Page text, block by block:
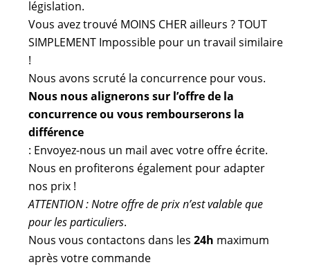
législation.
Vous avez trouvé MOINS CHER ailleurs ? TOUT
SIMPLEMENT Impossible pour un travail similaire
!
Nous avons scruté la concurrence pour vous.
Nous nous alignerons sur l’offre de la
concurrence ou vous rembourserons la
différence
: Envoyez-nous un mail avec votre offre écrite.
Nous en profiterons également pour adapter
nos prix !
ATTENTION : Notre offre de prix n’est valable que
pour les particuliers.
Nous vous contactons dans les 24h maximum
après votre commande